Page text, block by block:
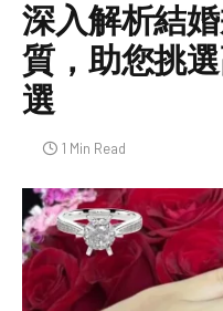
深入解析結
質，助您挑
選
1 Min Read